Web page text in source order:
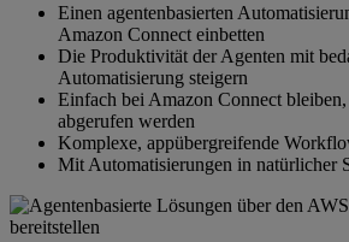
Einen agentenbasierten
Amazon Connect einbetten
Die Produktivität der Agenten mit
Automatisierung steigern
Einfach bei Amazon Connect
abgerufen werden
Komplexe, appübergreifende
Mit Automatisierungen in natürlicher